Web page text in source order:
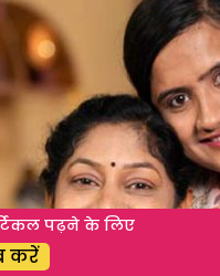
आईचा
नवा
डाव
पढ़ने के लिए
करें